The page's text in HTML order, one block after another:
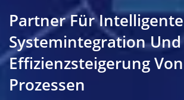
Partner Für Intelligente
Systemintegration Und
Effizienzsteigerung Von
Prozessen